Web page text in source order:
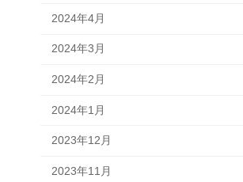
2024年4月
2024年3月
2024年2月
2024年1月
2023年12月
2023年11月